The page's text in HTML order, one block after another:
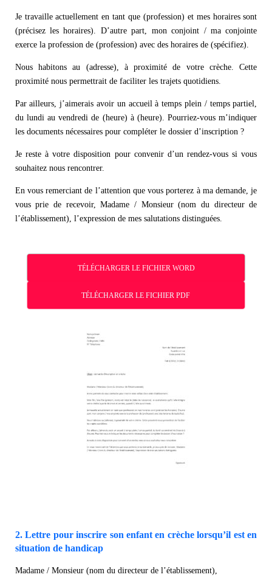
Je travaille actuellement en tant que (profession) et mes horaires sont
(précisez les horaires). D’autre part, mon conjoint / ma conjointe
exerce la profession de (profession) avec des horaires de (spécifiez).
Nous habitons au (adresse), à proximité de votre crèche. Cette
proximité nous permettrait de faciliter les trajets quotidiens.
Par ailleurs, j’aimerais avoir un accueil à temps plein / temps partiel,
du lundi au vendredi de (heure) à (heure). Pourriez-vous m’indiquer
les documents nécessaires pour compléter le dossier d’inscription ?
Je reste à votre disposition pour convenir d’un rendez-vous si vous
souhaitez nous rencontrer.
En vous remerciant de l’attention que vous porterez à ma demande, je
vous prie de recevoir, Madame / Monsieur (nom du directeur de
l’établissement), l’expression de mes salutations distinguées.
TÉLÉCHARGER LE FICHIER WORD
TÉLÉCHARGER LE FICHIER PDF
2. Lettre pour inscrire son enfant en crèche lorsqu’il est en
situation de handicap
Madame / Monsieur (nom du directeur de l’établissement),